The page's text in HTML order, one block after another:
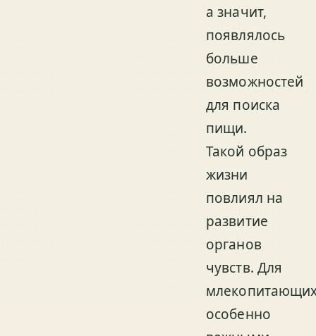
а значит,
появлялось
больше
возможностей
для поиска
пищи.
Такой образ
жизни
повлиял на
развитие
органов
чувств. Для
особенно